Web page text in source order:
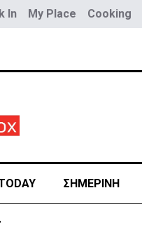
In My Place Cooking
ΣΗΜΕΡΙΝΗ